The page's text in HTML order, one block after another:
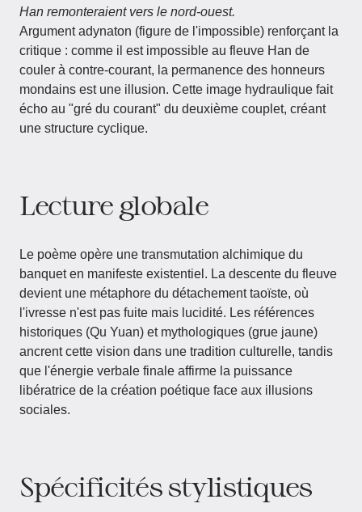
Han remonteraient vers le nord-ouest.
Argument adynaton (figure de l'impossible) renforçant la
critique : comme il est impossible au fleuve Han de
couler à contre-courant, la permanence des honneurs
mondains est une illusion. Cette image hydraulique fait
écho au "gré du courant" du deuxième couplet, créant
une structure cyclique.
Lecture globale
Le poème opère une transmutation alchimique du
banquet en manifeste existentiel. La descente du fleuve
devient une métaphore du détachement taoïste, où
l'ivresse n'est pas fuite mais lucidité. Les références
historiques (Qu Yuan) et mythologiques (grue jaune)
ancrent cette vision dans une tradition culturelle, tandis
que l'énergie verbale finale affirme la puissance
libératrice de la création poétique face aux illusions
sociales.
Spécificités stylistiques